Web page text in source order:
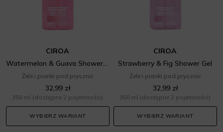
CIROA
Watermelon & Guava Shower Gel
Żele i pianki pod prysznic
32,99 zł
350 ml (dostępne 2 pojemności)
WYBIERZ WARIANT
CIROA
Strawberry & Fig Shower Gel
Żele i pianki pod prysznic
32,99 zł
350 ml (dostępne 2 pojemności)
WYBIERZ WARIANT